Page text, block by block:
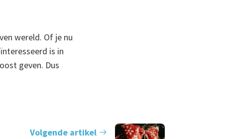
wereld. Of je nu
is in
geven. Dus
Volgende artikel